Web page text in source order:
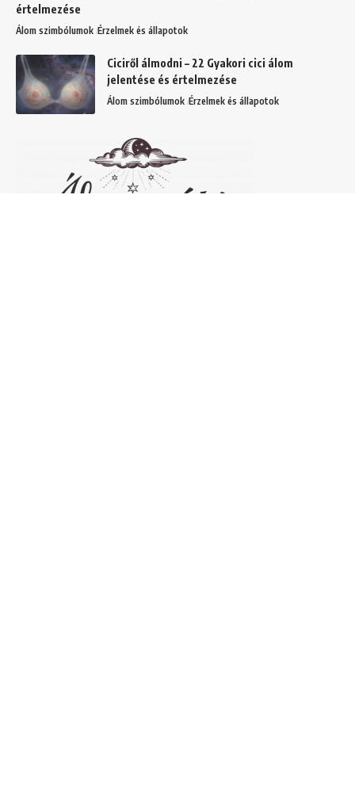
értelmezése
Álom szimbólumok Érzelmek és állapotok
Ciciről álmodni – 22 Gyakori cici álom
jelentése és értelmezése
Álom szimbólumok Érzelmek és állapotok